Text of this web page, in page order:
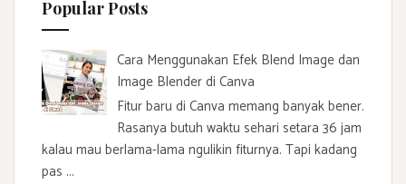
Popular Posts
Cara Menggunakan Efek Blend Image dan
Image Blender di Canva
Fitur baru di Canva memang banyak bener.
Rasanya butuh waktu sehari setara 36 jam
kalau mau berlama-lama ngulikin fiturnya. Tapi kadang
pas ...